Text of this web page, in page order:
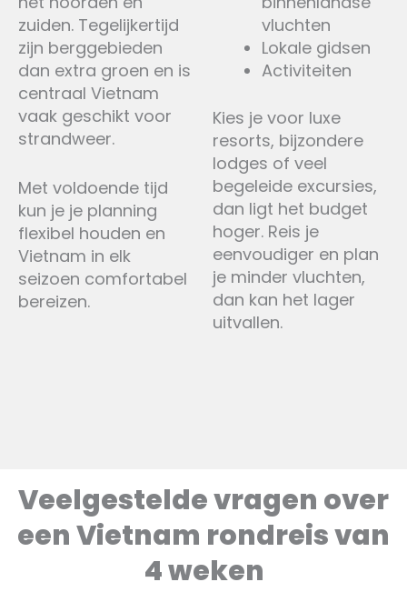
zuiden. Tegelijkertijd
zijn berggebieden
dan extra groen en is
centraal Vietnam
vaak geschikt voor
strandweer.
Met voldoende tijd
kun je je planning
flexibel houden en
Vietnam in elk
seizoen comfortabel
bereizen.
vluchten
Lokale gidsen
Activiteiten
Kies je voor luxe
resorts, bijzondere
lodges of veel
begeleide excursies,
dan ligt het budget
hoger. Reis je
eenvoudiger en plan
je minder vluchten,
dan kan het lager
uitvallen.
Veelgestelde vragen over
een Vietnam rondreis van
4 weken